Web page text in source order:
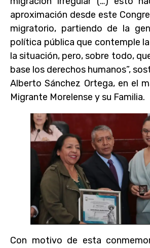
aproximación desde este
migratorio, partiendo de la
política pública que contemple
la situación, pero, sobre todo,
base los derechos humanos”,
Alberto Sánchez Ortega, en el
Migrante Morelense y su Familia.
Con motivo de esta